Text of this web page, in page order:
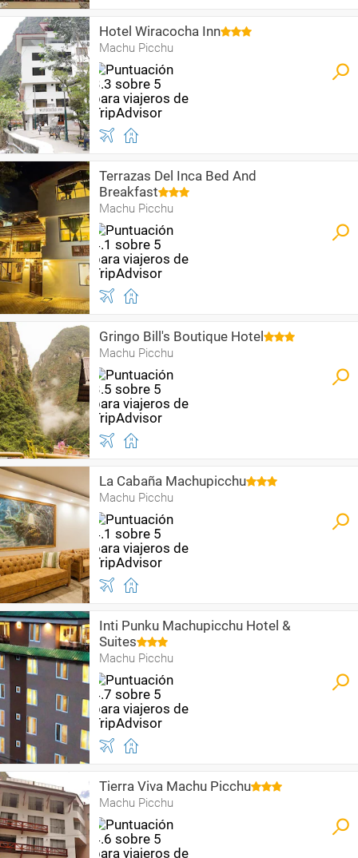
Hotel Wiracocha Inn
Machu Picchu
Terrazas Del Inca Bed And
Breakfast
Machu Picchu
Gringo Bill's Boutique Hotel
Machu Picchu
La Cabaña Machupicchu
Machu Picchu
Inti Punku Machupicchu Hotel &
Suites
Machu Picchu
Tierra Viva Machu Picchu
Machu Picchu